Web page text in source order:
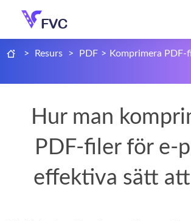
> Resurs > PDF > Komprimera
Hur man
PDF-filer för e-
effektiva sätt